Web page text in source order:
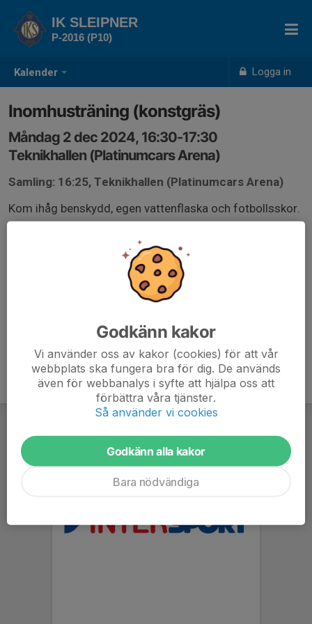
Kalender Logga in
IK SLEIPNER
P-2016 (P10)
Inomhusträning (konstgräs)
Måndag 2 dec 2024, 16:30-17:30
Teknikhallen (Platinumcars Arena)
Samling: 16:25, Teknikhallen (Platinumcars Arena)
Kom ihåg benskydd, egen vattenflaska och fotbollsskor.
Godkänn kakor
Vi använder oss av kakor (cookies) för att vår
webbplats ska fungera bra för dig. De används
även för webbanalys i syfte att hjälpa oss att
förbättra våra tjänster.
Så använder vi cookies
Godkänn alla kakor
Bara nödvändiga